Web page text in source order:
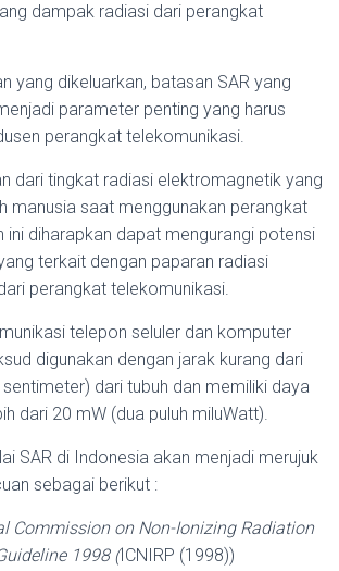
dampak radiasi dari perangkat
yang dikeluarkan, batasan SAR yang
parameter penting yang harus
perangkat telekomunikasi.
dari tingkat radiasi elektromagnetik yang
manusia saat menggunakan perangkat
ini diharapkan dapat mengurangi potensi
terkait dengan paparan radiasi
perangkat telekomunikasi.
telepon seluler dan komputer
digunakan dengan jarak kurang dari
dari tubuh dan memiliki daya
dari 20 mW (dua puluh miluWatt).
SAR di Indonesia akan menjadi merujuk
sebagai berikut :
Commission on Non-Ionizing Radiation
1998 (ICNIRP (1998))